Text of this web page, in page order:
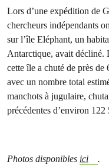
Lors d’une expédition de
chercheurs indépendants
sur l’île Eléphant, un
Antarctique, avait décliné.
cette île a chuté de près
avec un nombre total
manchots à jugulaire,
précédentes d’environ 122
Photos disponibles ici .